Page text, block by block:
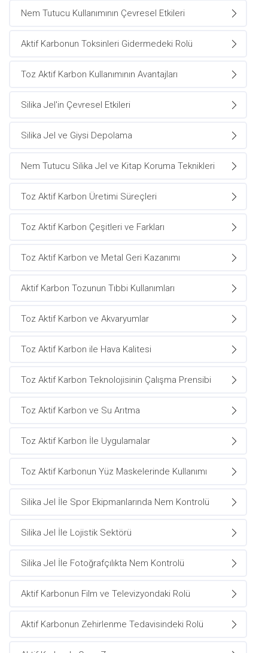
Nem Tutucu Kullanımının Çevresel Etkileri
Aktif Karbonun Toksinleri Gidermedeki Rolü
Toz Aktif Karbon Kullanımının Avantajları
Silika Jel'in Çevresel Etkileri
Silika Jel ve Giysi Depolama
Nem Tutucu Silika Jel ve Kitap Koruma Teknikleri
Toz Aktif Karbon Üretimi Süreçleri
Toz Aktif Karbon Çeşitleri ve Farkları
Toz Aktif Karbon ve Metal Geri Kazanımı
Aktif Karbon Tozunun Tıbbi Kullanımları
Toz Aktif Karbon ve Akvaryumlar
Toz Aktif Karbon ile Hava Kalitesi
Toz Aktif Karbon Teknolojisinin Çalışma Prensibi
Toz Aktif Karbon ve Su Arıtma
Toz Aktif Karbon İle Uygulamalar
Toz Aktif Karbonun Yüz Maskelerinde Kullanımı
Silika Jel İle Spor Ekipmanlarında Nem Kontrolü
Silika Jel İle Lojistik Sektörü
Silika Jel İle Fotoğrafçılıkta Nem Kontrolü
Aktif Karbonun Film ve Televizyondaki Rolü
Aktif Karbonun Zehirlenme Tedavisindeki Rolü